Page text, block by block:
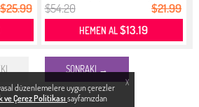
X
düzenlemelere uygun çerezler
ve Çerez Politikası sayfamızdan
$25.99 $54.20 $21.99
HEMEN AL$13.19
SONRAKI →